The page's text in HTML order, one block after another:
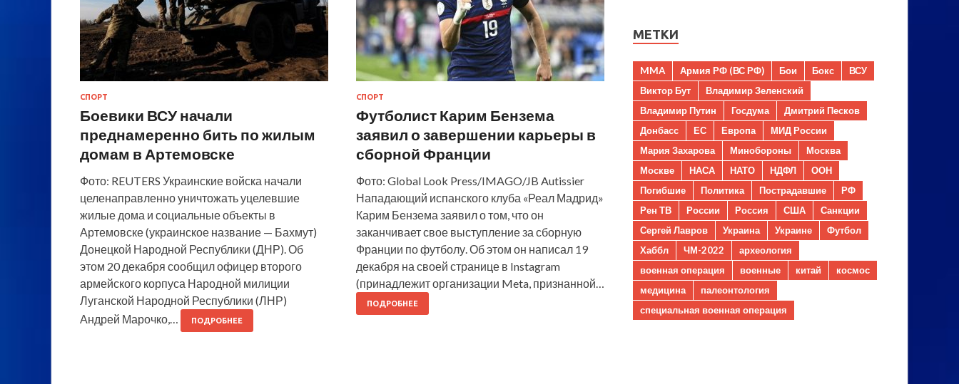
СПОРТ
Боевики ВСУ начали
преднамеренно бить по жилым
домам в Артемовске
Фото: REUTERS Украинские войска начали
целенаправленно уничтожать уцелевшие
жилые дома и социальные объекты в
Артемовске (украинское название — Бахмут)
Донецкой Народной Республики (ДНР). Об
этом 20 декабря сообщил офицер второго
армейского корпуса Народной милиции
Луганской Народной Республики (ЛНР)
Андрей Марочко,…
ПОДРОБНЕЕ
СПОРТ
Футболист Карим Бензема
заявил о завершении карьеры в
сборной Франции
Фото: Global Look Press/IMAGO/JB Autissier
Нападающий испанского клуба «Реал Мадрид»
Карим Бензема заявил о том, что он
заканчивает свое выступление за сборную
Франции по футболу. Об этом он написал 19
декабря на своей странице в Instagram
(принадлежит организации Meta, признанной…
ПОДРОБНЕЕ
МЕТКИ
MMA Армия РФ (ВС РФ) Бои Бокс
ВСУ
Виктор Бут
Владимир Зеленский
Владимир Путин
Госдума
Дмитрий Песков
Донбасс
ЕС Европа
МИД России
Мария Захарова
Минобороны
Москва
Москве
НАСА НАТО НДФЛ
ООН
Погибшие
Политика Пострадавшие
РФ
Рен ТВ
России Россия США
Санкции
Сергей Лавров
Украина Украине
Футбол
Хаббл
ЧМ-2022
археология
военная операция
военные китай
космос
медицина
палеонтология
специальная военная операция